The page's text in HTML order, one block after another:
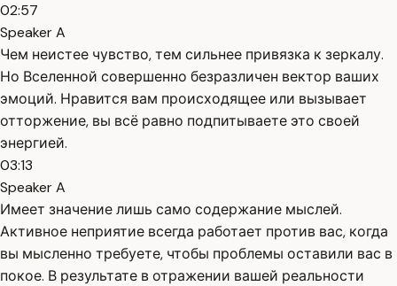
02:57
Speaker A
Чем неистее чувство, тем сильнее привязка к зеркалу.
Но Вселенной совершенно безразличен вектор ваших
эмоций. Нравится вам происходящее или вызывает
отторжение, вы всё равно подпитываете это своей
энергией.
03:13
Speaker A
Имеет значение лишь само содержание мыслей.
Активное неприятие всегда работает против вас, когда
вы мысленно требуете, чтобы проблемы оставили вас в
покое. В результате в отражении вашей реальности